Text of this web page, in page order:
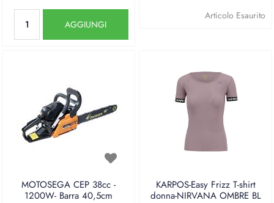
AGGIUNGI
Articolo Esaurito
MOTOSEGA CEP 38cc -
1200W- Barra 40,5cm
KARPOS-Easy Frizz T-shirt
donna-NIRVANA OMBRE BL